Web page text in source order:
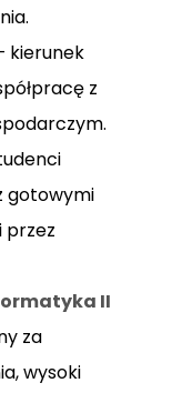
kierunek
z
gotowymi
przez
II
za
wysoki